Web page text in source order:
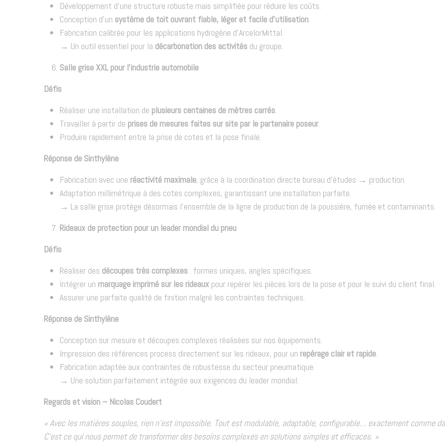
Développement d’une structure robuste mais simplifiée pour réduire les coûts.
Conception d’un système de toit ouvrant fiable, léger et facile d’utilisation.
Fabrication calibrée pour les applications hydrogène d’ArcelorMittal.
→ Un outil essentiel pour la décarbonation des activités du groupe.
Salle grise XXL pour l’industrie automobile
Défis
Réaliser une installation de plusieurs centaines de mètres carrés.
Travailler à partir de prises de mesures faites sur site par le partenaire poseur.
Produire rapidement entre la prise de cotes et la pose finale.
Réponse de Sinthylène
Fabrication avec une réactivité maximale, grâce à la coordination directe bureau d’études → production.
Adaptation millimétrique à des cotes complexes, garantissant une installation parfaite.
→ La salle grise protège désormais l’ensemble de la ligne de production de la poussière, fumée et contaminants.
Rideaux de protection pour un leader mondial du pneu
Défis
Réaliser des découpes très complexes : formes uniques, angles spécifiques.
Intégrer un marquage imprimé sur les rideaux pour repérer les pièces lors de la pose et pour le suivi du client final.
Assurer une parfaite qualité de finition malgré les contraintes techniques.
Réponse de Sinthylène
Conception sur mesure et découpes complexes réalisées sur nos équipements.
Impression des références process directement sur les rideaux, pour un repérage clair et rapide.
Fabrication adaptée aux contraintes de robustesse du secteur pneumatique.
→ Une solution parfaitement intégrée aux exigences du leader mondial.
Regards et vision – Nicolas Coudert
« Avec les matières souples, rien n’est impossible. Tout est modulable, adaptable, configurable… exactement comme
C’est ce qui nous permet de transformer des besoins complexes en solutions simples et efficaces. »